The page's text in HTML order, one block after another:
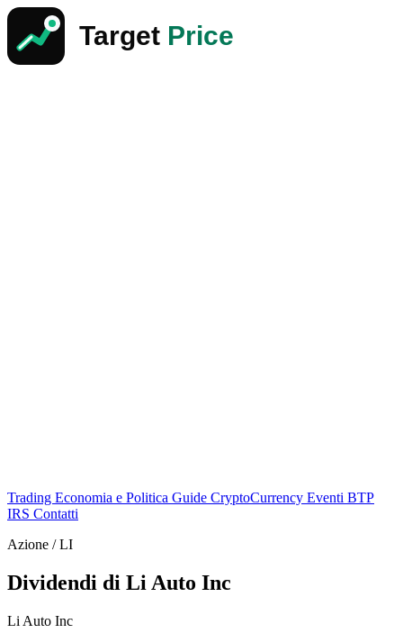
Trading Economia e Politica Guide CryptoCurrency Eventi BTP
IRS Contatti
Azione / LI
Dividendi di Li Auto Inc
Li Auto Inc